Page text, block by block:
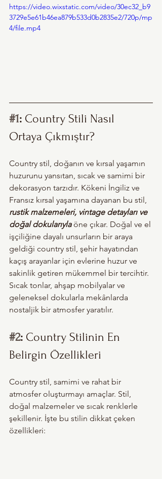
https://video.wixstatic.com/video/30ec32_b9
3729e5e61b46ea879b533d0b2835e2/720p/mp
4/file.mp4
#1: Country Stili Nasıl
Ortaya Çıkmıştır?
Country stil, doğanın ve kırsal yaşamın
huzurunu yansıtan, sıcak ve samimi bir
dekorasyon tarzıdır. Kökeni İngiliz ve
Fransız kırsal yaşamına dayanan bu stil,
rustik malzemeleri, vintage detayları ve
doğal dokularıyla öne çıkar. Doğal ve el
işçiliğine dayalı unsurların bir araya
geldiği country stil, şehir hayatından
kaçış arayanlar için evlerine huzur ve
sakinlik getiren mükemmel bir tercihtir.
Sıcak tonlar, ahşap mobilyalar ve
geleneksel dokularla mekânlarda
nostaljik bir atmosfer yaratılır.
#2: Country Stilinin En
Belirgin Özellikleri
Country stil, samimi ve rahat bir
atmosfer oluşturmayı amaçlar. Stil,
doğal malzemeler ve sıcak renklerle
şekillenir. İşte bu stilin dikkat çeken
özellikleri: